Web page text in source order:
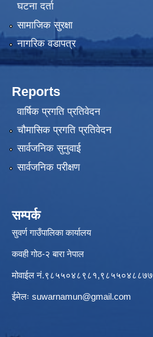
घटना दर्ता
सामाजिक सुरक्षा
नागरिक वडापत्र
Reports
वार्षिक प्रगति प्रतिवेदन
चौमासिक प्रगति प्रतिवेदन
सार्वजनिक सुनुवाई
सार्वजनिक परीक्षण
सम्पर्क
सुवर्ण गाउँपालिका कार्यालय
कवही गोठ-२ बारा नेपाल
मोवाईल नं.९८५५०४८९८१,९८५५०४८८७७
ईमेलः suwarnamun@gmail.com